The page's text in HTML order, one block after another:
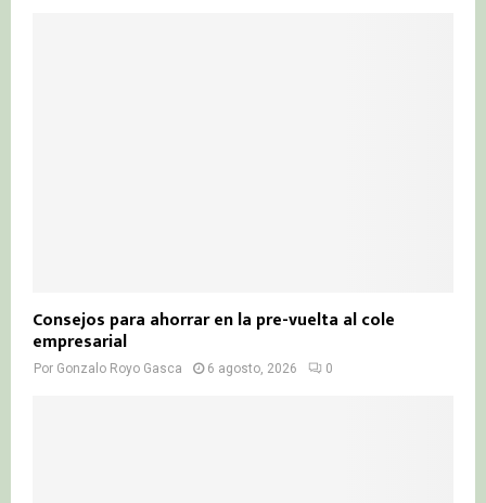
Consejos para ahorrar en la pre-vuelta al cole
empresarial
Por Gonzalo Royo Gasca 6 agosto, 2026 0